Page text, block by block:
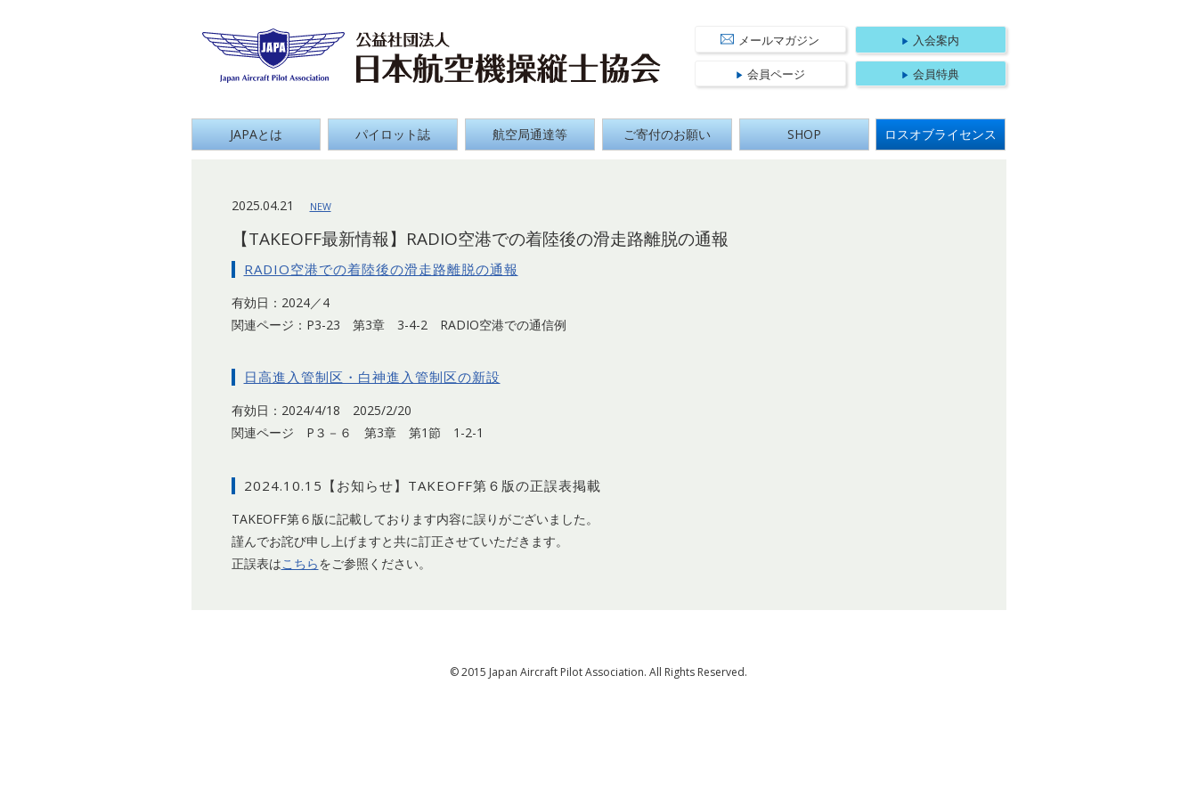
Japan Aircraft Pilot Association 公益社団法人 日本航空機操縦士協会
メールマガジン
会員ページ
入会案内
会員特典
JAPAとは パイロット誌 航空局通達等 ご寄付のお願い SHOP ロスオブライセンス
2025.04.21 NEW
【TAKEOFF最新情報】RADIO空港での着陸後の滑走路離脱の通報
RADIO空港での着陸後の滑走路離脱の通報
有効日：2024／4
関連ページ：P3-23 第3章 3-4-2 RADIO空港での通信例
日高進入管制区・白神進入管制区の新設
有効日：2024/4/18 2025/2/20
関連ページ P３－６ 第3章 第1節 1-2-1
2024.10.15【お知らせ】TAKEOFF第６版の正誤表掲載
TAKEOFF第６版に記載しております内容に誤りがございました。
謹んでお詫び申し上げますと共に訂正させていただきます。
正誤表はこちらをご参照ください。
© 2015 Japan Aircraft Pilot Association. All Rights Reserved.